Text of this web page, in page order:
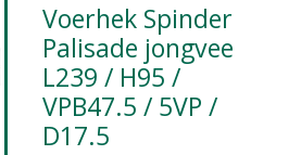
Voerhek Spinder
Palisade jongvee
L239 / H95 /
VPB47.5 / 5VP /
D17.5